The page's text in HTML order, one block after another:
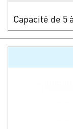
Capacité de 5